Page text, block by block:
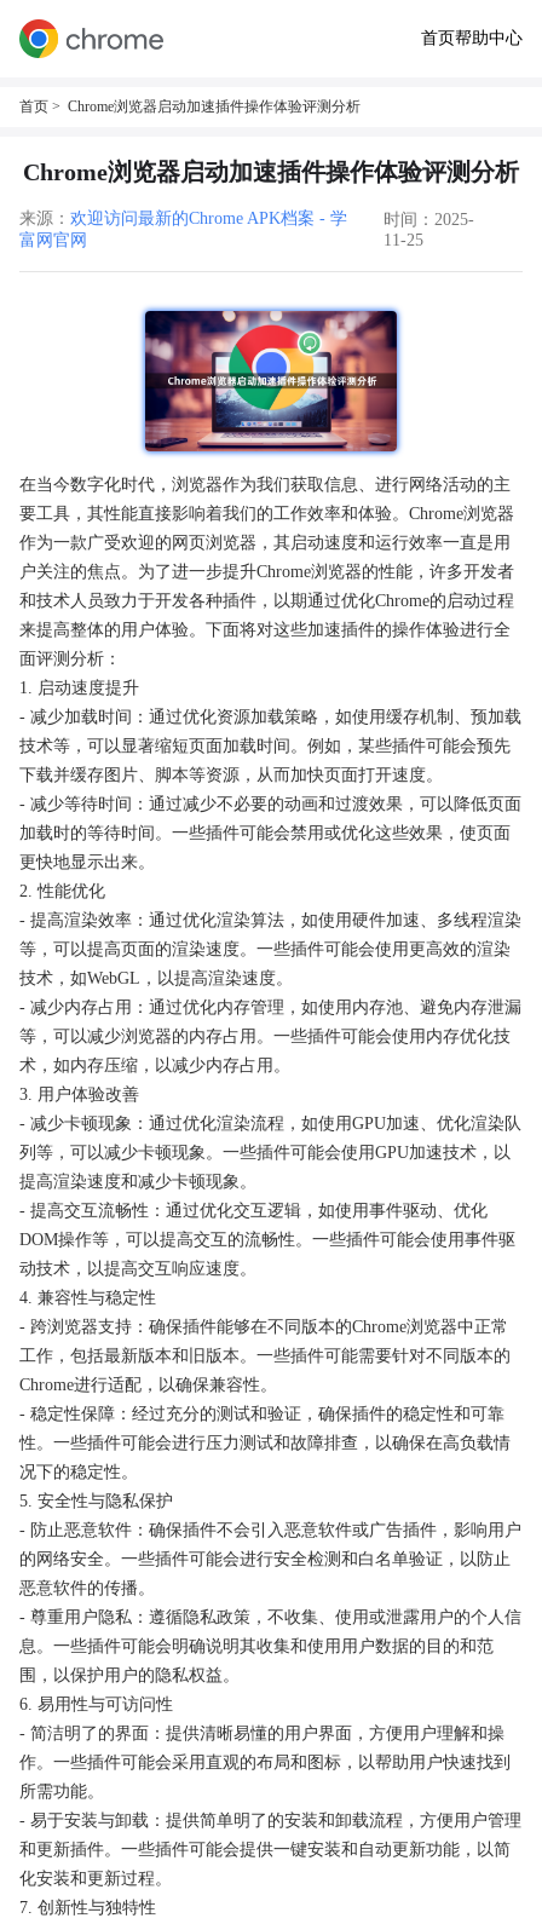
首页帮助中心
首页 > Chrome浏览器启动加速插件操作体验评测分析
Chrome浏览器启动加速插件操作体验评测分析
来源： 欢迎访问最新的Chrome APK档案 - 学
富网官网
时间：2025-
11-25
在当今数字化时代，浏览器作为我们获取信息、进行网络活动的主
要工具，其性能直接影响着我们的工作效率和体验。Chrome浏览器
作为一款广受欢迎的网页浏览器，其启动速度和运行效率一直是用
户关注的焦点。为了进一步提升Chrome浏览器的性能，许多开发者
和技术人员致力于开发各种插件，以期通过优化Chrome的启动过程
来提高整体的用户体验。下面将对这些加速插件的操作体验进行全
面评测分析：
1. 启动速度提升
- 减少加载时间：通过优化资源加载策略，如使用缓存机制、预加载
技术等，可以显著缩短页面加载时间。例如，某些插件可能会预先
下载并缓存图片、脚本等资源，从而加快页面打开速度。
- 减少等待时间：通过减少不必要的动画和过渡效果，可以降低页面
加载时的等待时间。一些插件可能会禁用或优化这些效果，使页面
更快地显示出来。
2. 性能优化
- 提高渲染效率：通过优化渲染算法，如使用硬件加速、多线程渲染
等，可以提高页面的渲染速度。一些插件可能会使用更高效的渲染
技术，如WebGL，以提高渲染速度。
- 减少内存占用：通过优化内存管理，如使用内存池、避免内存泄漏
等，可以减少浏览器的内存占用。一些插件可能会使用内存优化技
术，如内存压缩，以减少内存占用。
3. 用户体验改善
- 减少卡顿现象：通过优化渲染流程，如使用GPU加速、优化渲染队
列等，可以减少卡顿现象。一些插件可能会使用GPU加速技术，以
提高渲染速度和减少卡顿现象。
- 提高交互流畅性：通过优化交互逻辑，如使用事件驱动、优化
DOM操作等，可以提高交互的流畅性。一些插件可能会使用事件驱
动技术，以提高交互响应速度。
4. 兼容性与稳定性
- 跨浏览器支持：确保插件能够在不同版本的Chrome浏览器中正常
工作，包括最新版本和旧版本。一些插件可能需要针对不同版本的
Chrome进行适配，以确保兼容性。
- 稳定性保障：经过充分的测试和验证，确保插件的稳定性和可靠
性。一些插件可能会进行压力测试和故障排查，以确保在高负载情
况下的稳定性。
5. 安全性与隐私保护
- 防止恶意软件：确保插件不会引入恶意软件或广告插件，影响用户
的网络安全。一些插件可能会进行安全检测和白名单验证，以防止
恶意软件的传播。
- 尊重用户隐私：遵循隐私政策，不收集、使用或泄露用户的个人信
息。一些插件可能会明确说明其收集和使用用户数据的目的和范
围，以保护用户的隐私权益。
6. 易用性与可访问性
- 简洁明了的界面：提供清晰易懂的用户界面，方便用户理解和操
作。一些插件可能会采用直观的布局和图标，以帮助用户快速找到
所需功能。
- 易于安装与卸载：提供简单明了的安装和卸载流程，方便用户管理
和更新插件。一些插件可能会提供一键安装和自动更新功能，以简
化安装和更新过程。
7. 创新性与独特性